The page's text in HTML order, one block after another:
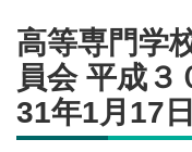
高等専門学
員会 平成３
31年1月17日